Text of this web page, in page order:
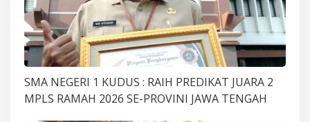
SMA NEGERI 1 KUDUS : RAIH PREDIKAT JUARA 2
MPLS RAMAH 2026 SE-PROVINI JAWA TENGAH